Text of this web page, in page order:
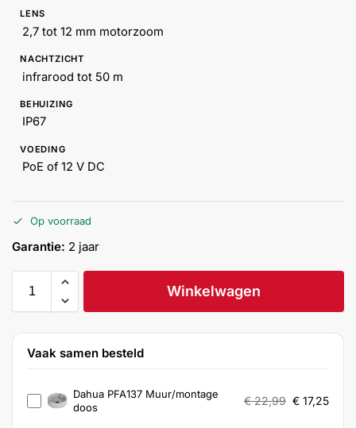
Outlet
Help &
service
LENS
2,7 tot 12 mm motorzoom
NACHTZICHT
infrarood tot 50 m
BEHUIZING
IP67
VOEDING
PoE of 12 V DC
Op voorraad
Garantie: 2 jaar
Winkelwagen
Vaak samen besteld
Dahua PFA137 Muur/montage
doos
€22,99 € 17,25